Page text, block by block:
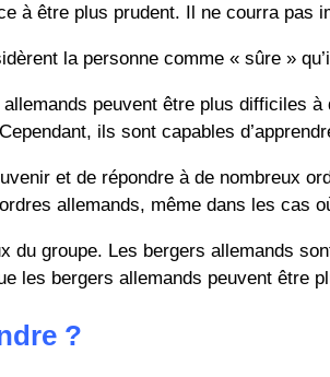
à être plus prudent. Il ne courra
la personne comme « sûre »
peuvent être plus
ils sont capables
et de répondre à de nombreux
allemands, même dans les cas
groupe. Les bergers allemands
les bergers allemands peuvent être
?